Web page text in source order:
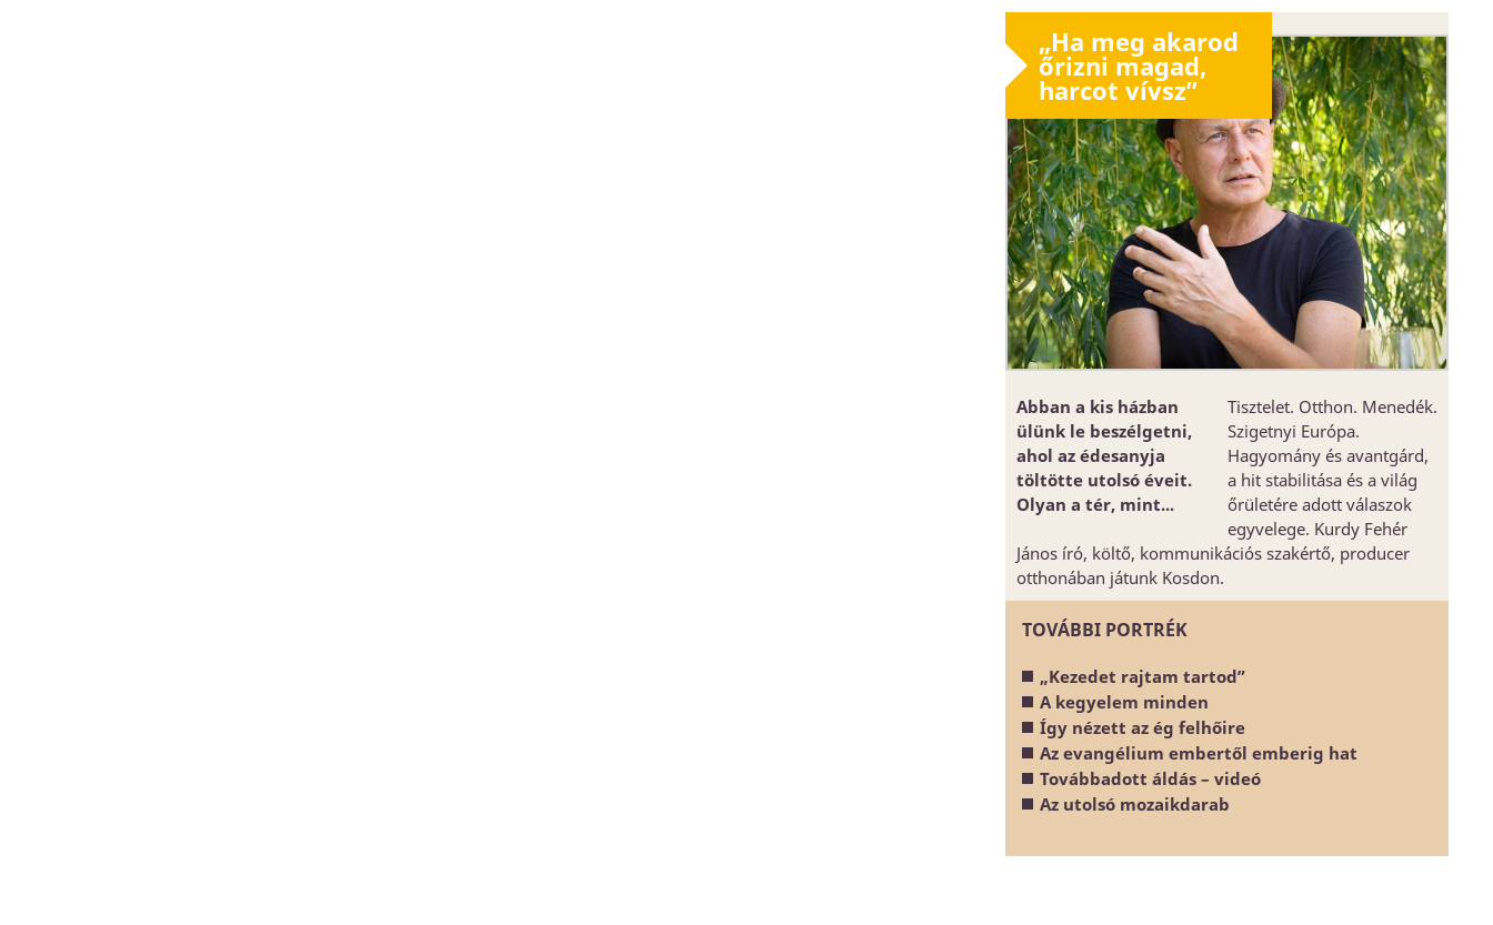
„Ha meg akarod
őrizni magad,
harcot vívsz”
Abban a kis házban
ülünk le beszélgetni,
ahol az édesanyja
töltötte utolsó éveit.
Olyan a tér, mint...
Tisztelet. Otthon. Menedék.
Szigetnyi Európa.
Hagyomány és avantgárd,
a hit stabilitása és a világ
őrületére adott válaszok
egyvelege. Kurdy Fehér
János író, költő, kommunikációs szakértő, producer
otthonában játunk Kosdon.
TOVÁBBI PORTRÉK
„Kezedet rajtam tartod”
A kegyelem minden
Így nézett az ég felhőire
Az evangélium embertől emberig hat
Továbbadott áldás – videó
Az utolsó mozaikdarab